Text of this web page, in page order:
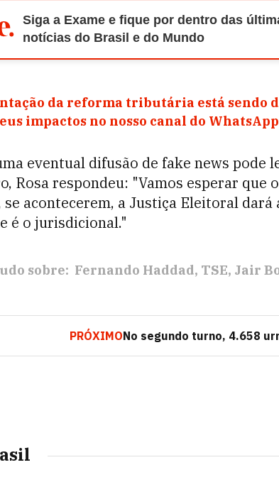
Siga a Exame e fique por dentro das
notícias do Brasil e do Mundo
da reforma tributária está sendo
impactos no nosso canal do WhatsApp
eventual difusão de fake news pode
Rosa respondeu: "Vamos esperar que
se acontecerem, a Justiça Eleitoral
é o jurisdicional."
sobre: Fernando Haddad TSE Jair
PRÓXIMONo segundo turno, 4.658